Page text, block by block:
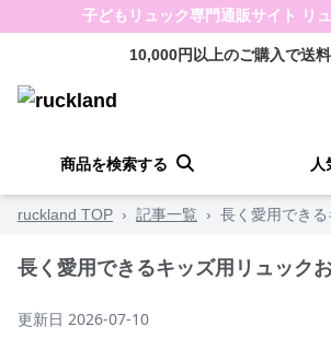
子どもリュック専門通販サイト リ
10,000円以上のご購入で送
商品を検索する
ruckland TOP › 記事一覧 › 長く愛用でき
長く愛用できるキッズ用リュック
更新日 2026-07-10